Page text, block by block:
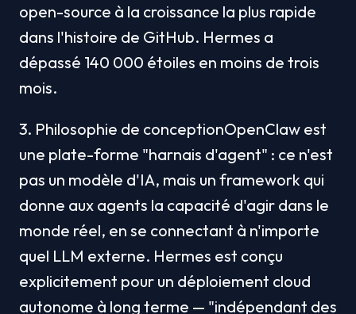
open-source à la croissance la plus rapide
dans l'histoire de GitHub. Hermes a
dépassé 140 000 étoiles en moins de trois
mois.
3. Philosophie de conceptionOpenClaw est
une plate-forme "harnais d'agent" : ce n'est
pas un modèle d'IA, mais un framework qui
donne aux agents la capacité d'agir dans le
monde réel, en se connectant à n'importe
quel LLM externe. Hermes est conçu
explicitement pour un déploiement cloud
autonome à long terme — "indépendant des